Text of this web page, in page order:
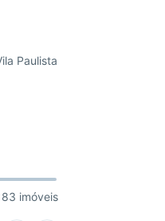
Paulista
imóveis